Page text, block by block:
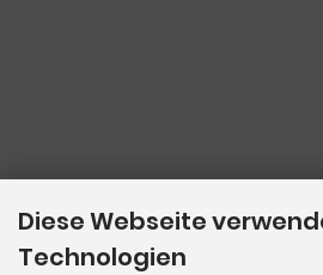
Diese Webseite
Technologien